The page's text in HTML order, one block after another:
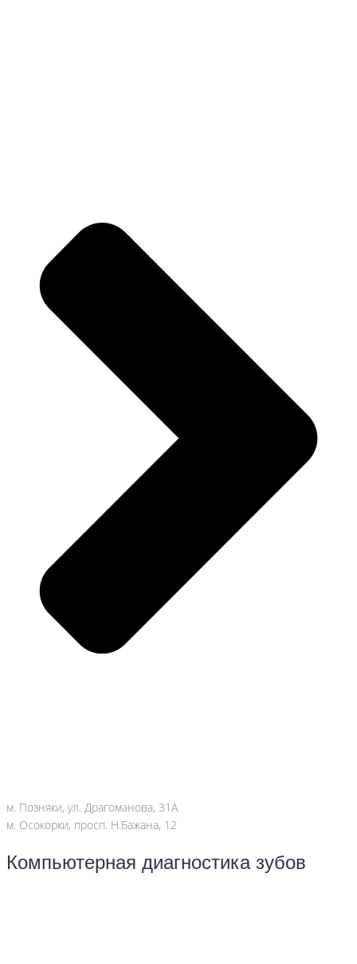
м. Позняки, ул. Драгоманова, 31А
м. Осокорки, просп. Н.Бажана, 12
Компьютерная диагностика зубов